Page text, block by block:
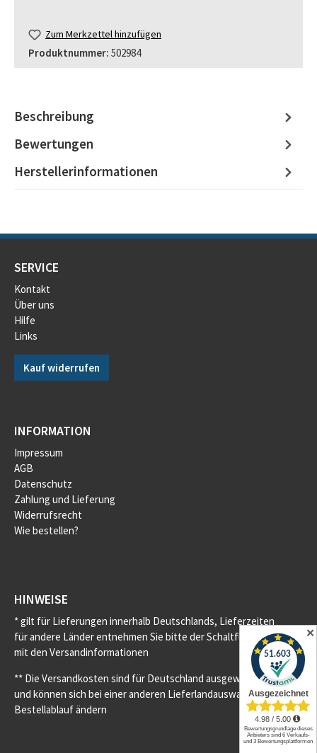
Zum Merkzettel hinzufügen
Produktnummer: 502984
Beschreibung
Bewertungen
Herstellerinformationen
SERVICE
Kontakt
Über uns
Hilfe
Links
Kauf widerrufen
INFORMATION
Impressum
AGB
Datenschutz
Zahlung und Lieferung
Widerrufsrecht
Wie bestellen?
HINWEISE
* gilt für Lieferungen innerhalb Deutschlands, Lieferzeiten
für andere Länder entnehmen Sie bitte der Schaltfläche
mit den Versandinformationen
** Die Versandkosten sind für Deutschland ausgewiesen
und können sich bei einer anderen Lieferlandauswahl im
Bestellablauf ändern
✕